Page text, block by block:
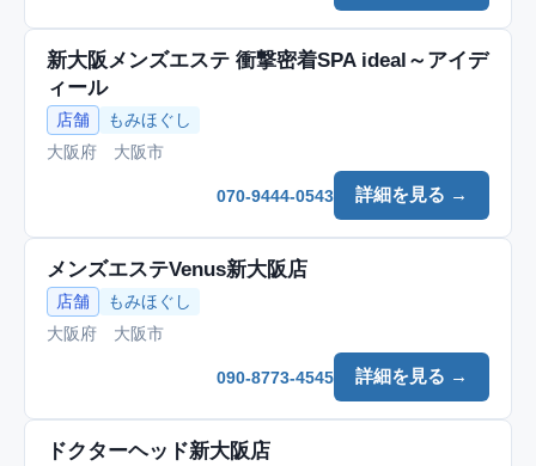
新大阪メンズエステ 衝撃密着SPA ideal～アイデ
ィール
店舗
もみほぐし
大阪府 大阪市
詳細を見る →
070-9444-0543
メンズエステVenus新大阪店
店舗
もみほぐし
大阪府 大阪市
詳細を見る →
090-8773-4545
ドクターヘッド新大阪店